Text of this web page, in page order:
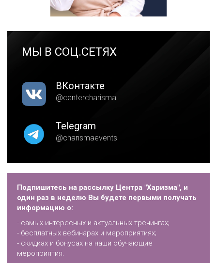
МЫ В СОЦ.СЕТЯХ
ВКонтакте
@centercharisma
Telegram
@charismaevents
Подпишитесь на рассылку Центра "Харизма", и
один раз в неделю Вы будете первыми получать
информацию о:
- самых интересных и актуальных тренингах;
- бесплатных вебинарах и мероприятиях;
- скидках и бонусах на наши обучающие
мероприятия.